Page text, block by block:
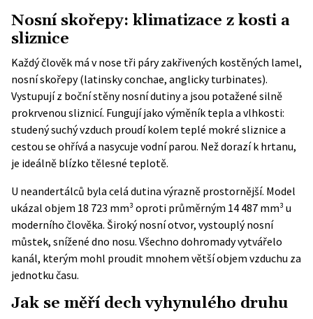
Nosní skořepy: klimatizace z kosti a
sliznice
Každý člověk má v nose tři páry zakřivených kostěných lamel,
nosní skořepy (latinsky conchae, anglicky turbinates).
Vystupují z boční stěny nosní dutiny a jsou potažené silně
prokrvenou sliznicí. Fungují jako výměník tepla a vlhkosti:
studený suchý vzduch proudí kolem teplé mokré sliznice a
cestou se ohřívá a nasycuje vodní parou. Než dorazí k hrtanu,
je ideálně blízko tělesné teplotě.
U neandertálců byla celá dutina výrazně prostornější. Model
ukázal objem 18 723 mm³ oproti průměrným 14 487 mm³ u
moderního člověka. Široký nosní otvor, vystouplý nosní
můstek, snížené dno nosu. Všechno dohromady vytvářelo
kanál, kterým mohl proudit mnohem větší objem vzduchu za
jednotku času.
Jak se měří dech vyhynulého druhu